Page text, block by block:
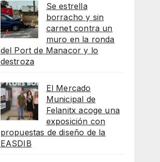
Se estrella
borracho y sin
carnet contra un
muro en la ronda
del Port de Manacor y lo
destroza
El Mercado
Municipal de
Felanitx acoge una
exposición con
propuestas de diseño de la
EASDIB